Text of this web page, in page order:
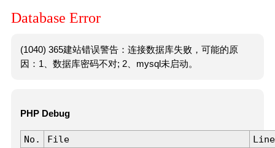
Database Error
(1040) 365建站错误警告：连接数据库失败，可能的原
因：1、数据库密码不对; 2、mysql未启动。
PHP Debug
No. File
Line